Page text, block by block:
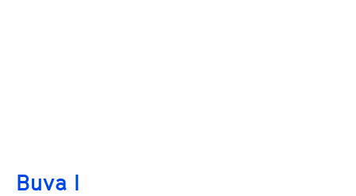
Buva I